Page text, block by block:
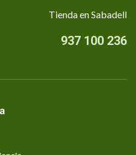
Tienda en Sabadell
937 100 236